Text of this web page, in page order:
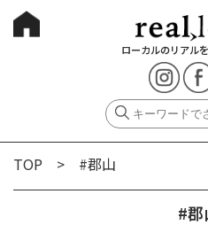
ローカルのリアル
TOP > #郡山
#郡